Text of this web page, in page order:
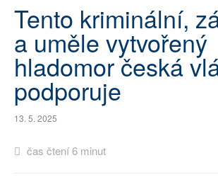
ARCHIV
ROZHOVORY
TÉMATA
NEJČTENĚJŠÍ ZA 7 DNÍ
Tento kriminální,
a uměle vytvořený
hladomor česká
podporuje
13. 5. 2025
čas čtení 6 minut